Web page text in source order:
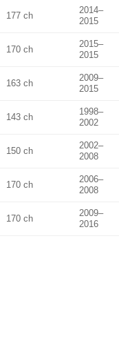
177 ch
2014–
2015
170 ch
2015–
2015
163 ch
2009–
2015
143 ch
1998–
2002
150 ch
2002–
2008
170 ch
2006–
2008
170 ch
2009–
2016